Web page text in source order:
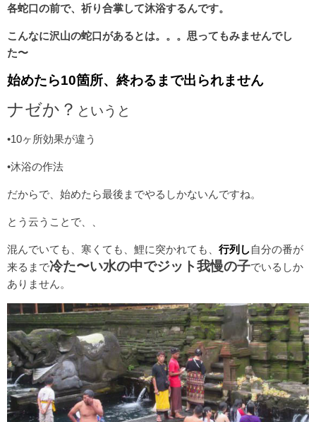
各蛇口の前で、祈り 合掌して沐浴するんです。
こんなに沢山の蛇口があるとは。。。思ってもみませんでし
た〜
始めたら10箇所、終わるまで出られません
ナゼか？ というと
•10ヶ所効果が違う
•沐浴の作法
だからで、始めたら最後までやるしかないんですね。
とう云うことで、、
混んでいても、寒くても、鯉に突かれても、 行列し 自分の番が
来るまで冷た〜い水の中でジット我慢の子でいるしか
ありません。